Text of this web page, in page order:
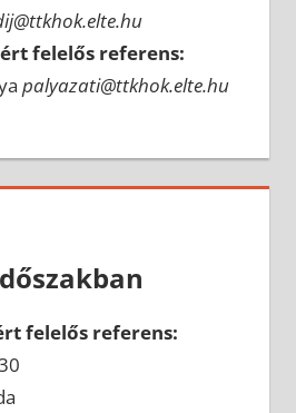
felelős referens:
palyazati@ttkhok.elte.hu
felelős referens: